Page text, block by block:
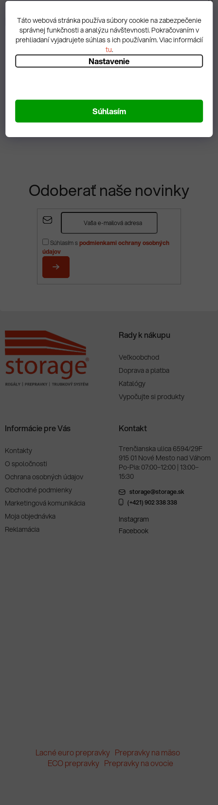
Táto webová stránka používa súbory cookie na zabezpečenie
správnej funkčnosti a analýzu návštevnosti. Pokračovaním v
prehliadaní vyjadrujete súhlas s ich používaním. Viac informácií
tu.
Nastavenie
Súhlasím
Diskusia
Zobrazit hodnotenie
Odoberať naše novinky
Súhlasím spodmienkami ochrany osobných
údajov
PRIHLÁSIŤ
Rady k nákupu
Veľkoobchod
Doprava a platba
Katalógy
Vypočujte si produkty
Informácie pre Vás
Kontakty
O spoločnosti
Ochrana osobných údajov
Obchodné podmienky
Marketingová komunikácia
Moja objednávka
Reklamácia
Kontakt
Trenčianska ulica 6594/29F
915 01 Nové Mesto nad Váhom
Po-Pia: 07:00–12:00 | 13:00–
15:30
storage@storage.sk
(+421) 902 338 338
Instagram
Facebook
Lacné euro prepravky Prepravky na mäso
ECO prepravky Prepravky na ovocie